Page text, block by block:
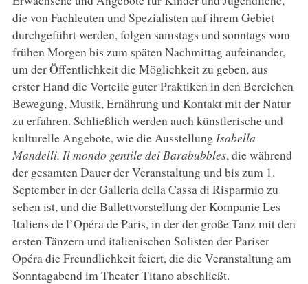
die von Fachleuten und Spezialisten auf ihrem Gebiet
durchgeführt werden, folgen samstags und sonntags vom
frühen Morgen bis zum späten Nachmittag aufeinander,
um der Öffentlichkeit die Möglichkeit zu geben, aus
erster Hand die Vorteile guter Praktiken in den Bereichen
Bewegung, Musik, Ernährung und Kontakt mit der Natur
zu erfahren. Schließlich werden auch künstlerische und
kulturelle Angebote, wie die Ausstellung Isabella
Mandelli. Il mondo gentile dei Barabubbles, die während
der gesamten Dauer der Veranstaltung und bis zum 1.
September in der Galleria della Cassa di Risparmio zu
sehen ist, und die Ballettvorstellung der Kompanie Les
Italiens de l’Opéra de Paris, in der der große Tanz mit den
ersten Tänzern und italienischen Solisten der Pariser
Opéra die Freundlichkeit feiert, die die Veranstaltung am
Sonntagabend im Theater Titano abschließt.